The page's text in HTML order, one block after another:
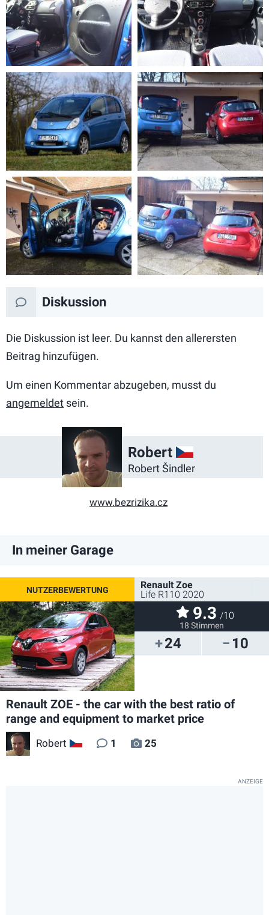
Diskussion
Die Diskussion ist leer. Du kannst den allerersten
Beitrag hinzufügen.
Um einen Kommentar abzugeben, musst du
angemeldet sein.
Robert CZ
Robert Šindler
www.bezrizika.cz
In meiner Garage
24 10
Renault Zoe
Life R110 2020
9.3 /10
18 Stimmen
Renault ZOE - the car with the best ratio of
range and equipment to market price
Robert CZ 1 25